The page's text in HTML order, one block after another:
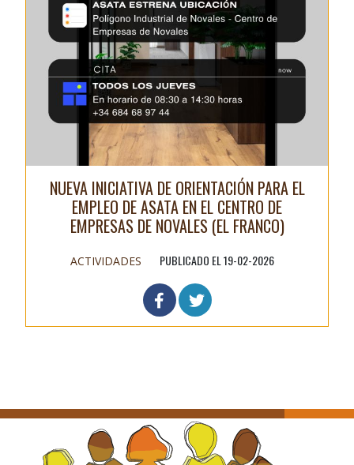
NUEVA INICIATIVA DE ORIENTACIÓN PARA EL
EMPLEO DE ASATA EN EL CENTRO DE
EMPRESAS DE NOVALES (EL FRANCO)
ACTIVIDADES PUBLICADO EL 19-02-2026